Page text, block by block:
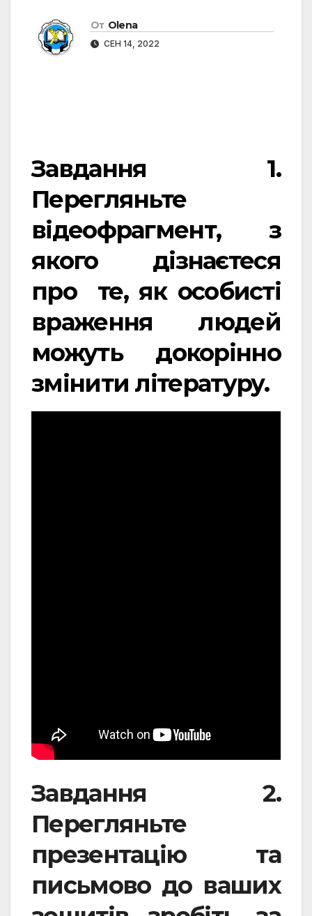
От Olena
СЕН 14, 2022
Завдання 1.
Перегляньте
відеофрагмент, з
якого дізнаєтеся
про те, як особисті
враження людей
можуть докорінно
змінити літературу.
Завдання 2.
Перегляньте
презентацію та
письмово до ваших